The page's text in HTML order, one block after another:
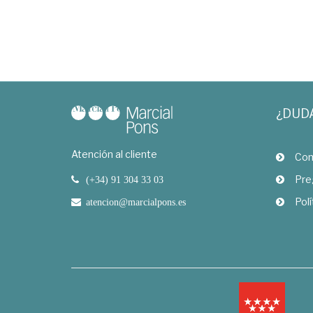
Atención al cliente
(+34) 91 304 33 03
atencion@marcialpons.es